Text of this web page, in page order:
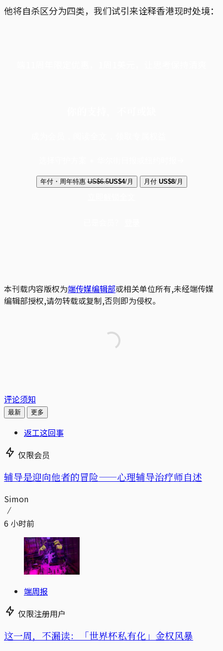
他将自杀区分为四类，我们试引来诠释香港现时处境：
年付・周年特惠 US$6.5US$4/月 月付 US$8/月
本刊载内容版权为端传媒编辑部或相关单位所有,未经端传媒
编辑部授权,请勿转载或复制,否则即为侵权。
评论须知
最新 更多
返工这回事
仅限会员
辅导是迎向他者的冒险——心理辅导治疗师自述
Simon
6 小时前
端周报
仅限注册用户
这一周，不漏读：「世界杯私有化」金权风暴